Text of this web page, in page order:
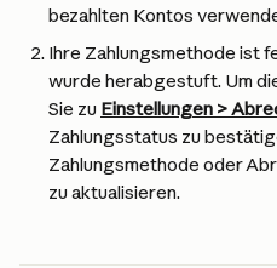
bezahlten Kontos
Ihre Zahlungsmethode ist
wurde herabgestuft. Um
Sie zu Einstellungen >
Zahlungsstatus zu
Zahlungsmethode oder
zu aktualisieren.